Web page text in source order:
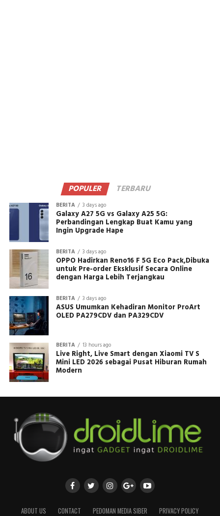
POPULER TERBARU
BERITA 3 days ago
Galaxy A27 5G vs Galaxy A25 5G:
Perbandingan Lengkap Buat Kamu yang
Ingin Upgrade Hape
BERITA 3 days ago
OPPO Hadirkan Reno16 F 5G Eco Pack,Dibuka
untuk Pre-order Eksklusif Secara Online
dengan Harga Lebih Terjangkau
BERITA 3 days ago
ASUS Umumkan Kehadiran Monitor ProArt
OLED PA279CDV dan PA329CDV
BERITA 13 hours ago
Live Right, Live Smart dengan Xiaomi TV S
Mini LED 2026 sebagai Pusat Hiburan Rumah
Modern
ABOUT US CONTACT PEDOMAN MEDIA SIBER PRIVACY POLICY